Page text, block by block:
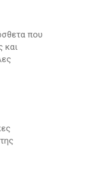
που
και